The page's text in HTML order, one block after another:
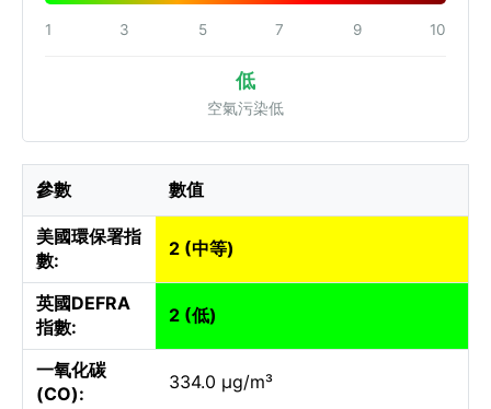
1 3 5 7 9 10
低
空氣污染低
參數 數值
美國環保署指
數:
2 (中等)
英國DEFRA
指數:
2 (低)
一氧化碳
(CO):
334.0 µg/m³